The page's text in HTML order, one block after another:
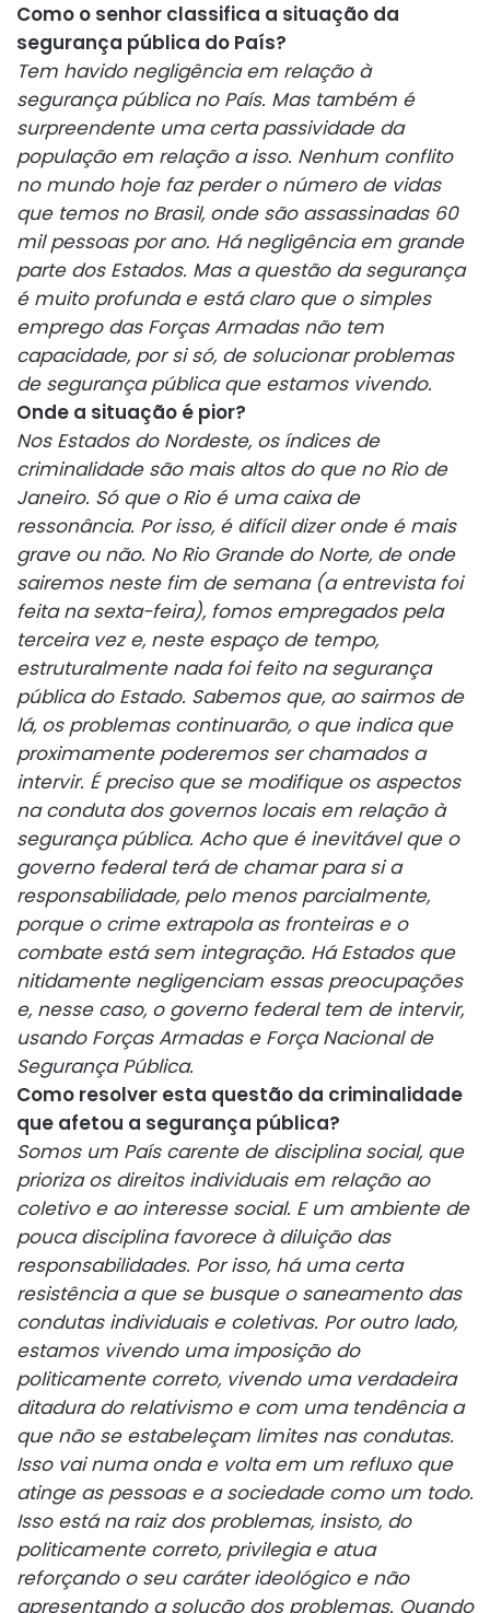
Como o senhor classifica a situação da
segurança pública do País?
Tem havido negligência em relação à
segurança pública no País. Mas também é
surpreendente uma certa passividade da
população em relação a isso. Nenhum conflito
no mundo hoje faz perder o número de vidas
que temos no Brasil, onde são assassinadas 60
mil pessoas por ano. Há negligência em grande
parte dos Estados. Mas a questão da segurança
é muito profunda e está claro que o simples
emprego das Forças Armadas não tem
capacidade, por si só, de solucionar problemas
de segurança pública que estamos vivendo.
Onde a situação é pior?
Nos Estados do Nordeste, os índices de
criminalidade são mais altos do que no Rio de
Janeiro. Só que o Rio é uma caixa de
ressonância. Por isso, é difícil dizer onde é mais
grave ou não. No Rio Grande do Norte, de onde
sairemos neste fim de semana (a entrevista foi
feita na sexta-feira), fomos empregados pela
terceira vez e, neste espaço de tempo,
estruturalmente nada foi feito na segurança
pública do Estado. Sabemos que, ao sairmos de
lá, os problemas continuarão, o que indica que
proximamente poderemos ser chamados a
intervir. É preciso que se modifique os aspectos
na conduta dos governos locais em relação à
segurança pública. Acho que é inevitável que o
governo federal terá de chamar para si a
responsabilidade, pelo menos parcialmente,
porque o crime extrapola as fronteiras e o
combate está sem integração. Há Estados que
nitidamente negligenciam essas preocupações
e, nesse caso, o governo federal tem de intervir,
usando Forças Armadas e Força Nacional de
Segurança Pública.
Como resolver esta questão da criminalidade
que afetou a segurança pública?
Somos um País carente de disciplina social, que
prioriza os direitos individuais em relação ao
coletivo e ao interesse social. E um ambiente de
pouca disciplina favorece à diluição das
responsabilidades. Por isso, há uma certa
resistência a que se busque o saneamento das
condutas individuais e coletivas. Por outro lado,
estamos vivendo uma imposição do
politicamente correto, vivendo uma verdadeira
ditadura do relativismo e com uma tendência a
que não se estabeleçam limites nas condutas.
Isso vai numa onda e volta em um refluxo que
atinge as pessoas e a sociedade como um todo.
Isso está na raiz dos problemas, insisto, do
politicamente correto, privilegia e atua
reforçando o seu caráter ideológico e não
apresentando a solução dos problemas. Quando